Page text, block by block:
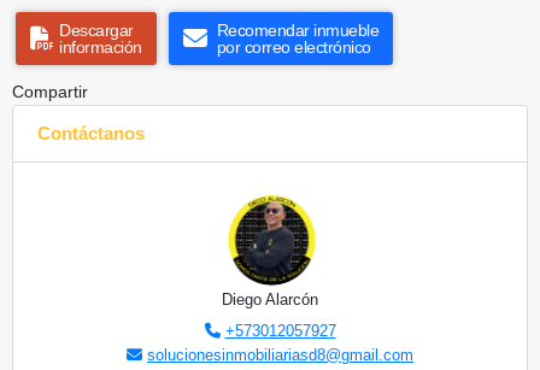
Descargar
información
Recomendar inmueble
por correo electrónico
Compartir
Contáctanos
Diego Alarcón
+573012057927
solucionesinmobiliariasd8@gmail.com